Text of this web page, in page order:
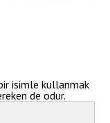
isimle kullanmak
de odur.